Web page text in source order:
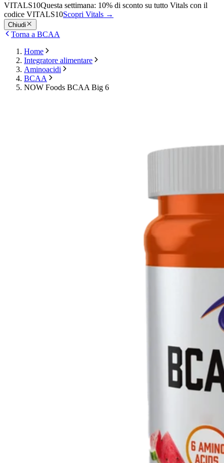
VITALS10Questa settimana: 10% di sconto su tutto Vitals con il
codice VITALS10Scopri Vitals →
Chiudi
Torna a BCAA
Home
Integratore alimentare
Aminoacidi
BCAA
NOW Foods BCAA Big 6